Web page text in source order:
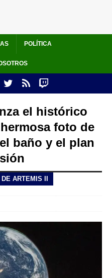
POLÍTICA
el histórico
foto de
baño y el plan
ARTEMIS II